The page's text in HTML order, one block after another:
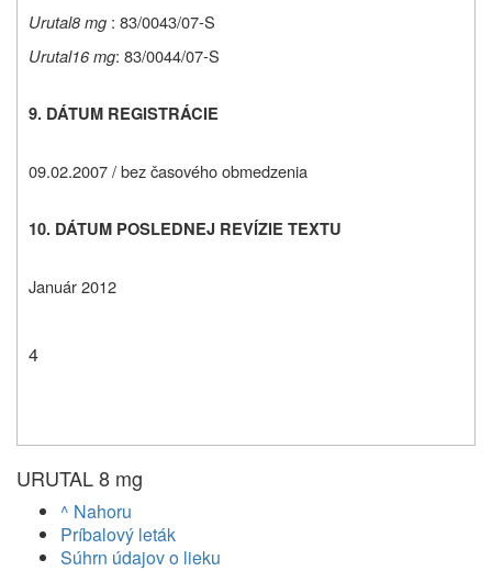
Urutal8 mg : 83/0043/07-S
Urutal16 mg: 83/0044/07-S
9. DÁTUM REGISTRÁCIE
09.02.2007 / bez časového obmedzenia
10. DÁTUM POSLEDNEJ REVÍZIE TEXTU
Január 2012
4
URUTAL 8 mg
^ Nahoru
Príbalový leták
Súhrn údajov o lieku